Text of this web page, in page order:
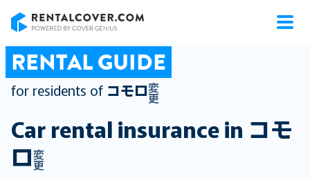
RENTAL GUIDE
for residents of コモロ変
更
Car rental insurance in コモ
ロ変
更